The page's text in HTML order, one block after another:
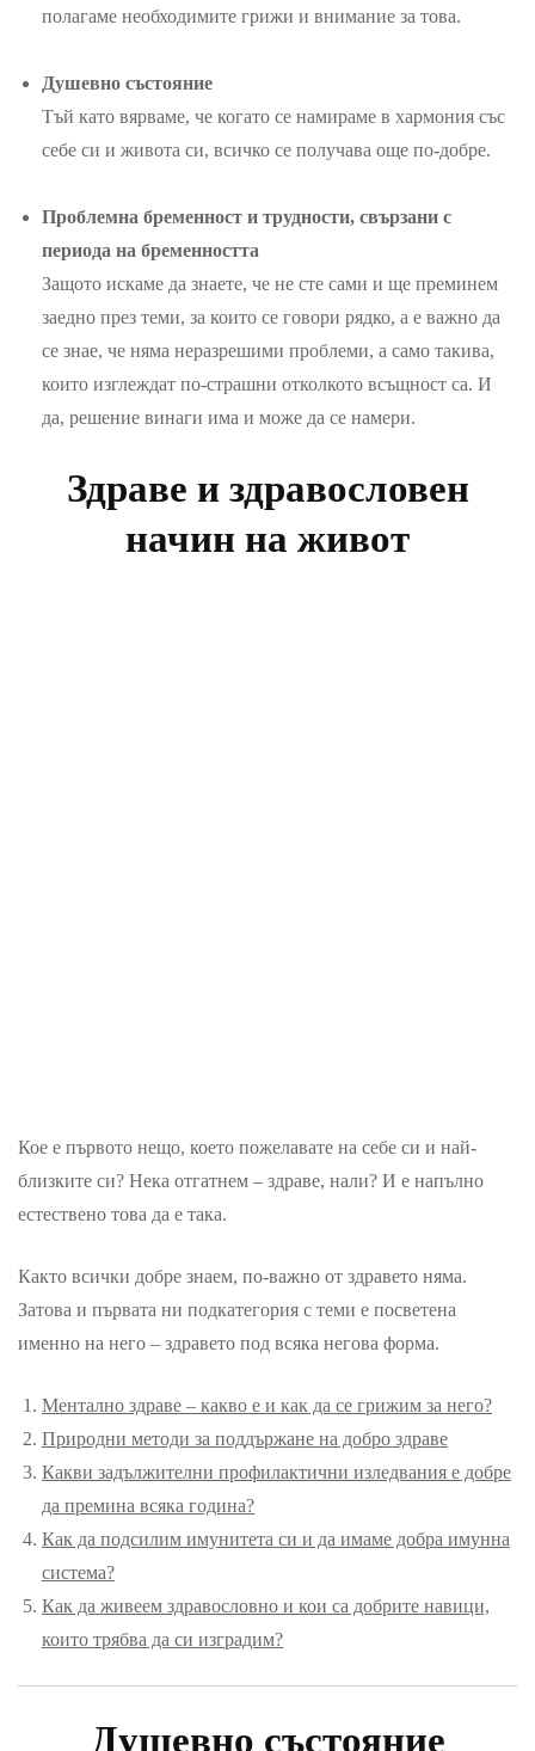
полагаме необходимите грижи и внимание за това.
Душевно състояние
Тъй като вярваме, че когато се намираме в хармония със
себе си и живота си, всичко се получава още по-добре.
Проблемна бременност и трудности, свързани с
периода на бременността
Защото искаме да знаете, че не сте сами и ще преминем
заедно през теми, за които се говори рядко, а е важно да
се знае, че няма неразрешими проблеми, а само такива,
които изглеждат по-страшни отколкото всъщност са. И
да, решение винаги има и може да се намери.
Здраве и здравословен
начин на живот
Кое е първотo нещо, което пожелавате на себе си и най-
близките си? Нека отгатнем – здраве, нали? И е напълно
естествено това да е така.
Както всички добре знаем, по-важно от здравето няма.
Затова и първата ни подкатегория с теми е посветена
именно на него – здравето под всяка негова форма.
Ментално здраве – какво е и как да се грижим за него?
Природни методи за поддържане на добро здраве
Какви задължителни профилактични изледвания е добре
да премина всяка година?
Как да подсилим имунитета си и да имаме добра имунна
система?
Как да живеем здравословно и кои са добрите навици,
които трябва да си изградим?
Душевно състояние